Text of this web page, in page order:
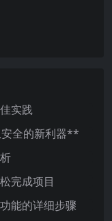
实践
全的新利器**
完成项目
能的详细步骤